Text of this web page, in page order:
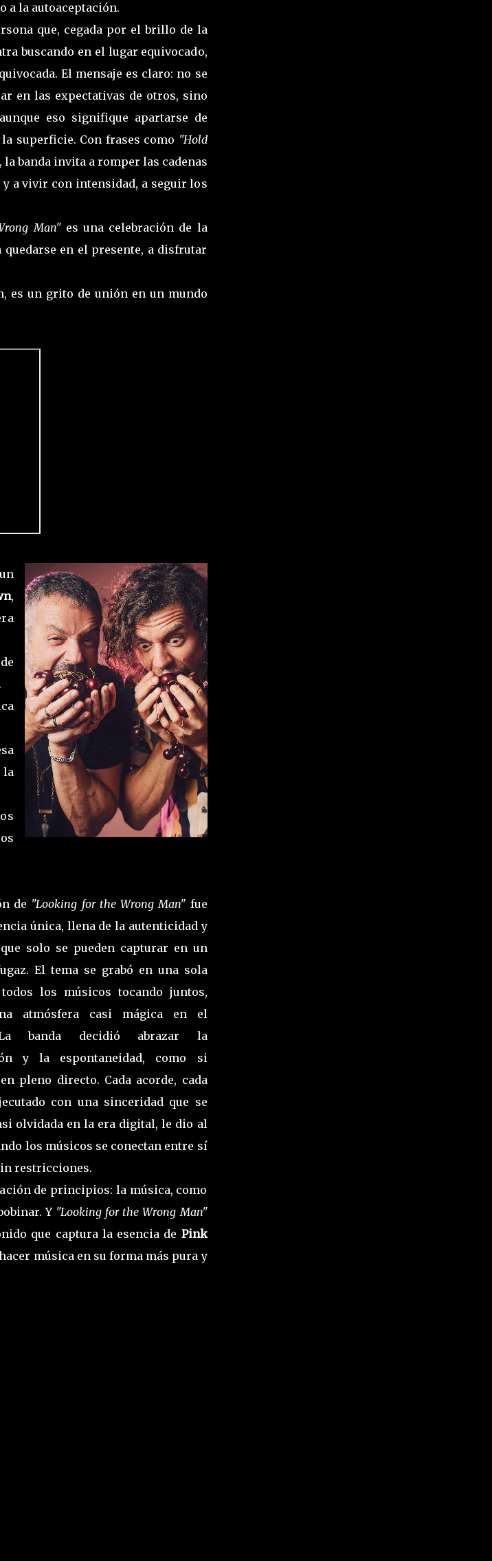
a la autoaceptación.
que, cegada por el brillo de la
buscando en el lugar equivocado,
El mensaje es claro: no se
en las expectativas de otros, sino
eso signifique apartarse de
superficie. Con frases como "Hold
la banda invita a romper las cadenas
y a vivir con intensidad, a seguir los
Man" es una celebración de la
en el presente, a disfrutar
es un grito de unión en un mundo
,
la
de "Looking for the Wrong Man" fue
única, llena de la autenticidad y
solo se pueden capturar en un
El tema se grabó en una sola
los músicos tocando juntos,
atmósfera casi mágica en el
banda decidió abrazar la
y la espontaneidad, como si
pleno directo. Cada acorde, cada
con una sinceridad que se
olvidada en la era digital, le dio al
los músicos se conectan entre sí
restricciones.
de principios: la música, como
Y "Looking for the Wrong Man"
que captura la esencia de Pink
música en su forma más pura y